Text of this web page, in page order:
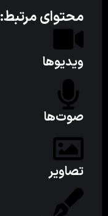
محتوای مرتبط:
ویدیوها
صوت‌ها
تصاویر